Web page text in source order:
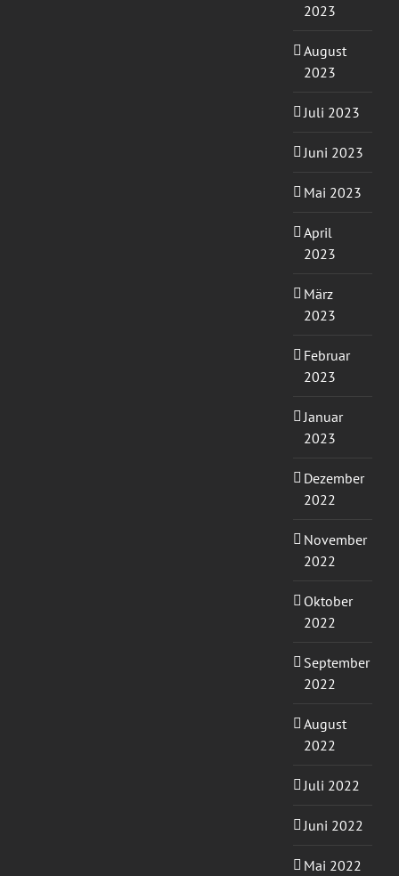
2023
August
2023
Juli 2023
Juni 2023
Mai 2023
April
2023
März
2023
Februar
2023
Januar
2023
Dezember
2022
November
2022
Oktober
2022
September
2022
August
2022
Juli 2022
Juni 2022
Mai 2022